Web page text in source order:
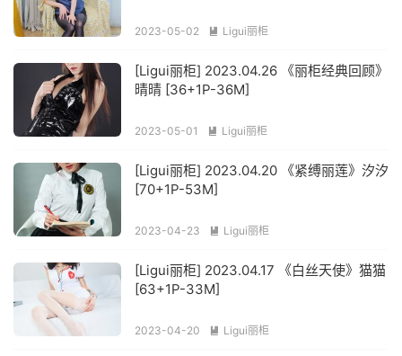
2023-05-02  Ligui丽柜
[Ligui丽柜] 2023.04.26 《丽柜经典回顾》
晴晴 [36+1P-36M]
2023-05-01  Ligui丽柜
[Ligui丽柜] 2023.04.20 《紧缚丽莲》汐汐
[70+1P-53M]
2023-04-23  Ligui丽柜
[Ligui丽柜] 2023.04.17 《白丝天使》猫猫
[63+1P-33M]
2023-04-20  Ligui丽柜